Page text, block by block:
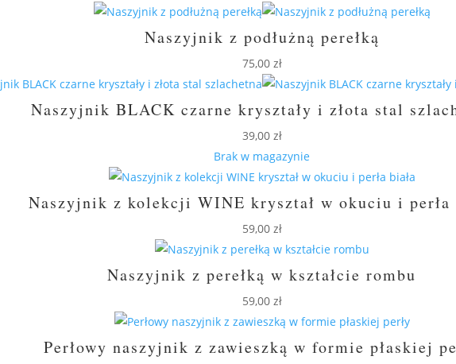
Naszyjnik z podłużną perełką
75,00 zł
Naszyjnik BLACK czarne kryształy i złota stal
39,00 zł
Brak w magazynie
Naszyjnik z kolekcji WINE kryształ w okuciu i perła
59,00 zł
Naszyjnik z perełką w kształcie rombu
59,00 zł
Perłowy naszyjnik z zawieszką w formie płaskiej